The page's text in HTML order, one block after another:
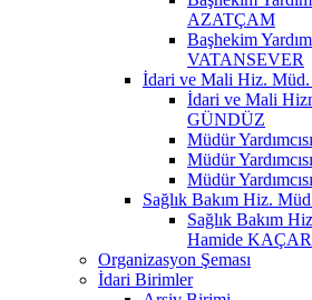
AZATÇAM
Başhekim
VATANSEVER
İdari ve Mali Hiz.
İdari ve Mali
GÜNDÜZ
Müdür
Müdür
Müdür
Sağlık Bakım Hiz.
Sağlık Bakım
Hamide KAÇAR
Organizasyon Şeması
İdari Birimler